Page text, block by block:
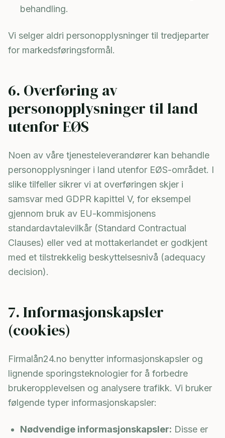
behandling.
Vi selger aldri personopplysninger til tredjeparter
for markedsføringsformål.
6. Overføring av
personopplysninger til land
utenfor EØS
Noen av våre tjenesteleverandører kan behandle
personopplysninger i land utenfor EØS-området. I
slike tilfeller sikrer vi at overføringen skjer i
samsvar med GDPR kapittel V, for eksempel
gjennom bruk av EU-kommisjonens
standardavtalevilkår (Standard Contractual
Clauses) eller ved at mottakerlandet er godkjent
med et tilstrekkelig beskyttelsesnivå (adequacy
decision).
7. Informasjonskapsler
(cookies)
Firmalån24.no benytter informasjonskapsler og
lignende sporingsteknologier for å forbedre
brukeropplevelsen og analysere trafikk. Vi bruker
følgende typer informasjonskapsler:
Nødvendige informasjonskapsler: Disse er